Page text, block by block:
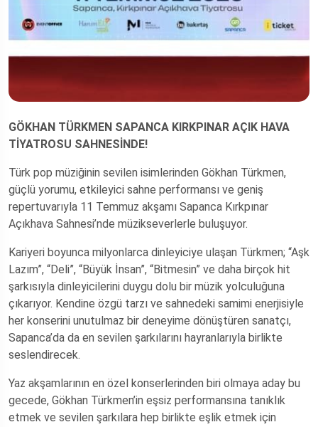
GÖKHAN TÜRKMEN SAPANCA KIRKPINAR AÇIK HAVA
TİYATROSU SAHNESİNDE!
Türk pop müziğinin sevilen isimlerinden Gökhan Türkmen,
güçlü yorumu, etkileyici sahne performansı ve geniş
repertuvarıyla 11 Temmuz akşamı Sapanca Kırkpınar
Açıkhava Sahnesi’nde müzikseverlerle buluşuyor.
Kariyeri boyunca milyonlarca dinleyiciye ulaşan Türkmen; “Aşk
Lazım”, “Deli”, “Büyük İnsan”, “Bitmesin” ve daha birçok hit
şarkısıyla dinleyicilerini duygu dolu bir müzik yolculuğuna
çıkarıyor. Kendine özgü tarzı ve sahnedeki samimi enerjisiyle
her konserini unutulmaz bir deneyime dönüştüren sanatçı,
Sapanca’da da en sevilen şarkılarını hayranlarıyla birlikte
seslendirecek.
Yaz akşamlarının en özel konserlerinden biri olmaya aday bu
gecede, Gökhan Türkmen’in eşsiz performansına tanıklık
etmek ve sevilen şarkılara hep birlikte eşlik etmek için